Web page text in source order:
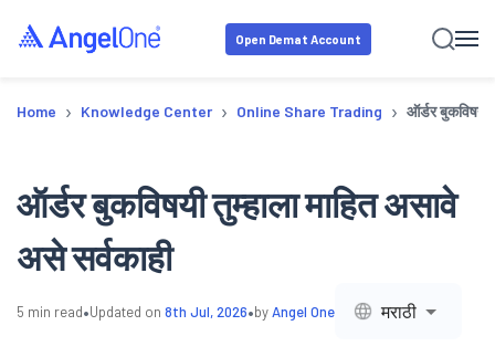
Open Demat Account
Home › Knowledge Center › Online Share Trading › ऑर्डर बुकविषयी
ऑर्डर बुकविषयी तुम्हाला माहित असावे
असे सर्वकाही
5 min read•Updated on 8th Jul, 2026•byAngel One मराठी